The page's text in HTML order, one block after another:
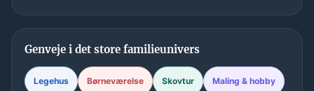
Genveje i det store familieunivers
Legehus Børneværelse Skovtur Maling & hobby